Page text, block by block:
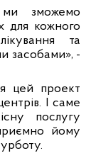
зможемо
для кожного
та
засобами», -
цей проект
І саме
послугу
йому